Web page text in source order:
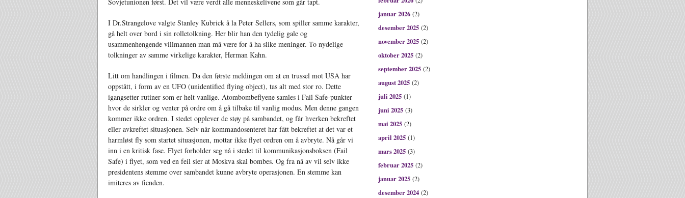
I Dr.Strangelove valgte Stanley Kubrick å la Peter Sellers, som spiller samme karakter,
gå helt over bord i sin rolletolkning. Her blir han den tydelig gale og
usammenhengende villmannen man må være for å ha slike meninger. To nydelige
tolkninger av samme virkelige karakter, Herman Kahn.
Litt om handlingen i filmen. Da den første meldingen om at en trussel mot USA har
oppstått, i form av en UFO (unidentified flying object), tas alt med stor ro. Dette
igangsetter rutiner som er helt vanlige. Atombombeflyene samles i Fail Safe-punkter
hvor de sirkler og venter på ordre om å gå tilbake til vanlig modus. Men denne gangen
kommer ikke ordren. I stedet opplever de støy på sambandet, og får hverken bekreftet
eller avkreftet situasjonen. Selv når kommandosenteret har fått bekreftet at det var et
harmløst fly som startet situasjonen, mottar ikke flyet ordren om å avbryte. Nå går vi
inn i en kritisk fase. Flyet forholder seg nå i stedet til kommunikasjonsboksen (Fail
Safe) i flyet, som ved en feil sier at Moskva skal bombes. Og fra nå av vil selv ikke
presidentens stemme over sambandet kunne avbryte operasjonen. En stemme kan
imiteres av fienden.
januar 2026 (2)
desember 2025 (2)
november 2025 (2)
oktober 2025 (2)
september 2025 (2)
august 2025 (2)
juli 2025 (1)
juni 2025 (3)
mai 2025 (2)
april 2025 (1)
mars 2025 (3)
februar 2025 (2)
januar 2025 (2)
desember 2024 (2)